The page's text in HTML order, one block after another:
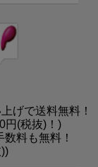
げで送料無料！
円(税抜)！)
料も無料！